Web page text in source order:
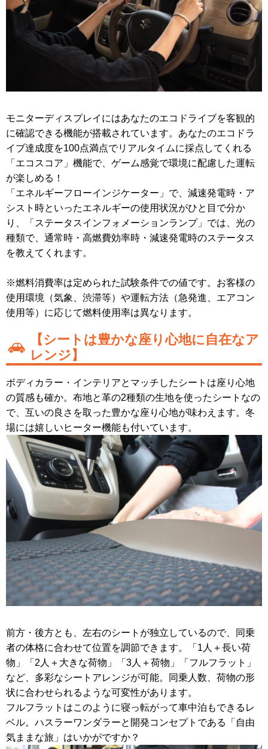
モニターディスプレイにはあなたのエコドライブを客観的
に確認できる機能が搭載されています。あなたのエコドラ
イブ達成度を100点満点でリアルタイムに採点してくれる
「エコスコア」機能で、ゲーム感覚で環境に配慮した運転
が楽しめる！
「エネルギーフローインジケーター」で、減速発電時・ア
シスト時といったエネルギーの使用状況がひと目で分か
り、「ステータスインフォメーションランプ」では、光の
種類で、通常時・高燃費効率時・減速発電時のステータス
を教えてくれます。
※燃料消費率は定められた試験条件での値です。お客様の
使用環境（気象、渋滞等）や運転方法（急発進、エアコン
使用等）に応じて燃料使用率は異なります。
【シートは豊かな座り心地に自在なア
レンジ】
ボディカラー・インテリアとマッチしたシートは座り心地
の質感も確か。布地と革の2種類の生地を使ったシートなの
で、互いの良さを取った豊かな座り心地が味わえます。冬
場には嬉しいヒーター機能も付いています。
前方・後方とも、左右のシートが独立しているので、同乗
者の体格に合わせて位置を調節できます。「1人＋長い荷
物」「2人＋大きな荷物」「3人＋荷物」「フルフラット」
など、多彩なシートアレンジが可能。同乗人数、荷物の形
状に合わせられるような可変性があります。
フルフラットはこのように寝っ転がって車中泊もできるレ
ベル。ハスラーワンダラーと開発コンセプトである「自由
気ままな旅」はいかがですか？